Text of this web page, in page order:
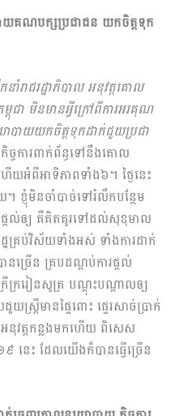
យគណបក្សប្រជាជន យកចិត្តទុក
នាំរាជរដ្ឋាភិបាល អនុវត្តគោល
ា មិនមានអ្វីក្រៅពីការអរគុណ
យោបាយយកចិត្តទុកដាក់ជួយប្រជា
ច្ចការពាក់ព័ន្ធទៅនឹងគោល
យអំពីអាទិភាពទាំង៦។ ថ្ងៃនេះ
ខ្ញុំមិនចាំបាច់ទៅរំលឹកបន្ថែម
ផ្ដល់ឲ្យ គឺគិតគូរទៅដល់សុខុមាល
គ្រប់វិស័យទាំងអស់ ទាំងការដាក់
ច្រើន​ គ្របដណ្ដប់ការផ្ដល់
ររៀនសូត្រ បណ្ដុះបណ្ដាលឲ្យ
រ្ដីមានផ្ទៃពោះ ផ្ទេរសាច់ប្រាក់
នុវត្តកន្លងមកហើយ ពិសេស​
េះ ដែលយើងក៏បានធ្វើច្រើន